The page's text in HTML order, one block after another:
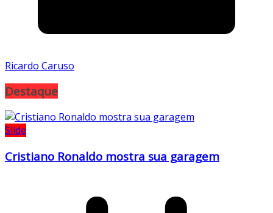
Ricardo Caruso
Destaque
Slide
Cristiano Ronaldo mostra sua garagem